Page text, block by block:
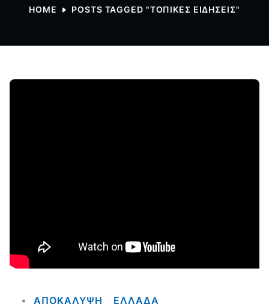
HOME POSTS TAGGED "ΤΟΠΙΚΕΣ ΕΙΔΗΣΕΙΣ"
ΑΠΟΚΑΛΥΨΗ
ΕΛΛΑΔΑ